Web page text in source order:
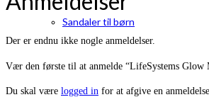
Sandaler til børn
Der er endnu ikke nogle anmeldelser.
Vær den første til at anmelde “LifeSystems Glow
Du skal være logged in for at afgive en